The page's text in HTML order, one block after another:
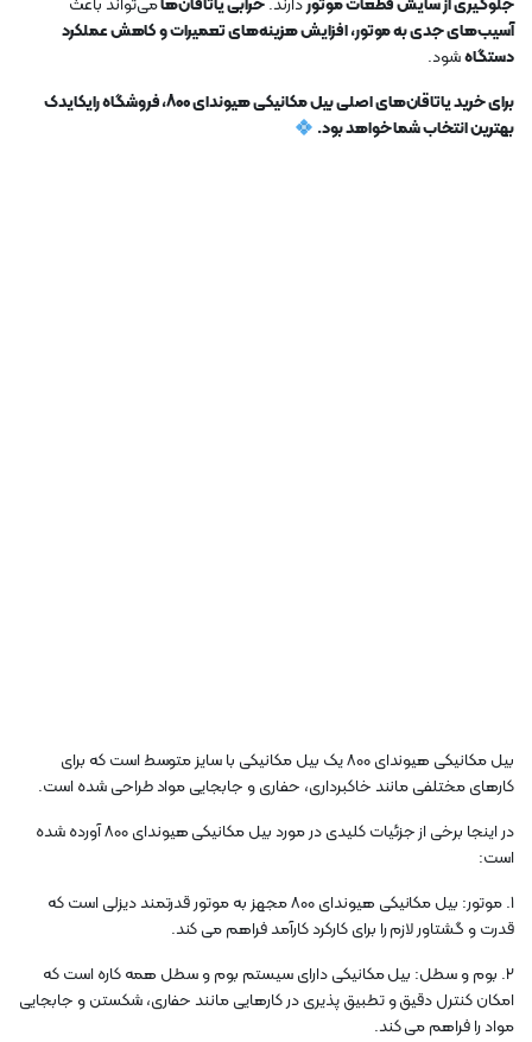
جلوگیری از سایش قطعات موتوردارند.خرابی یاتاقان‌هامی‌تواند باعث
آسیب‌های جدی به موتور، افزایش هزینه‌های تعمیرات و کاهش عملکرد
دستگاهشود.
برای خرید یاتاقان‌های اصلی بیل مکانیکی هیوندای 800، فروشگاه رایکایدک
بهترین انتخاب شما خواهد بود.
بیل مکانیکی هیوندای 800 یک بیل مکانیکی با سایز متوسط ​​است که برای
کارهای مختلفی مانند خاکبرداری، حفاری و جابجایی مواد طراحی شده است.
در اینجا برخی از جزئیات کلیدی در مورد بیل مکانیکی هیوندای 800 آورده شده
است:
1. موتور: بیل مکانیکی هیوندای 800 مجهز به موتور قدرتمند دیزلی است که
قدرت و گشتاور لازم را برای کارکرد کارآمد فراهم می کند.
2. بوم و سطل: بیل مکانیکی دارای سیستم بوم و سطل همه کاره است که
امکان کنترل دقیق و تطبیق پذیری در کارهایی مانند حفاری، شکستن و جابجایی
مواد را فراهم می کند.